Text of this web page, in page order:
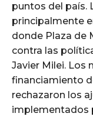
puntos del país.
principalmente
donde Plaza de
contra las
Javier Milei. Los
financiamiento
rechazaron los
implementados